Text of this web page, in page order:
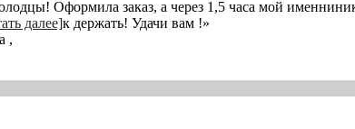
Оформила заказ, а через 1,5 часа мой
далее]к держать! Удачи вам !»
,